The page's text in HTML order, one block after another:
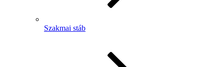
Szakmai stáb